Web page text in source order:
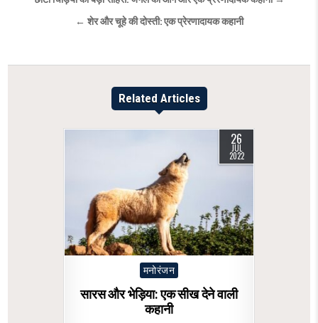
navigation← शेर और चूहे की दोस्ती: एक प्रेरणादायक कहानी
Related Articles
26
JUL
2022
Posted
मनोरंजन
सारस और भेड़िया: एक सीख देने वाली
कहानी